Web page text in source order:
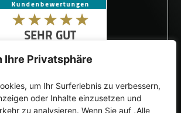
Ihre Privatsphäre
um Ihr Surferlebnis zu verbessern,
oder Inhalte einzusetzen und
zu analysieren. Wenn Sie auf „Alle